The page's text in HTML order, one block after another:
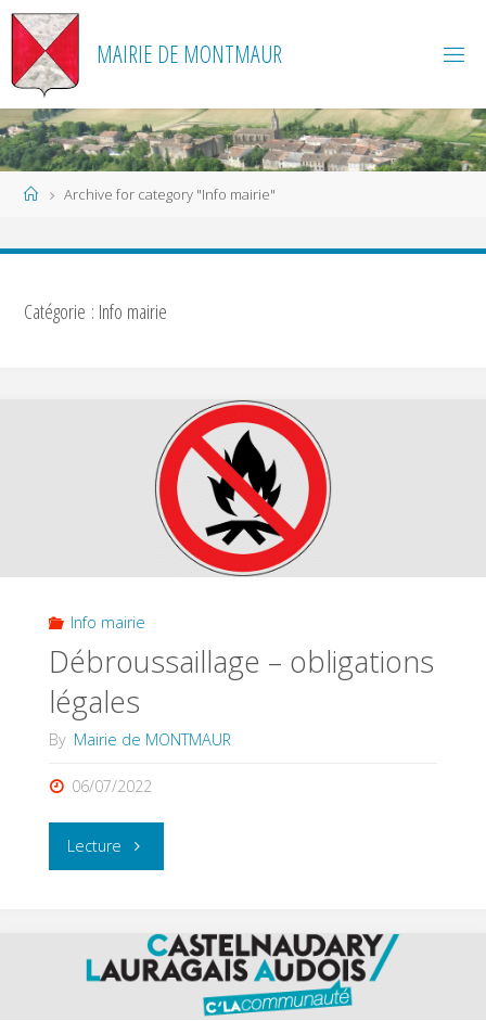
Skip
content
MAIRIE DE MONTMAUR
HomeArchive for category "Info mairie"
Catégorie : Info mairie
Info mairie
Débroussaillage – obligations
légales
By Mairie de MONTMAUR
06/07/2022
Lecture "Débroussaillage
obligations
légales"